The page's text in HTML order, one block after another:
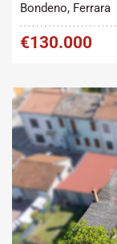
Bondeno, Ferrara
€130.000